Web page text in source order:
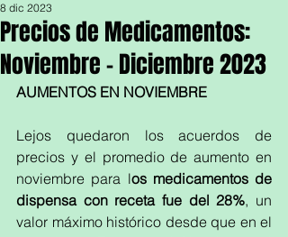
Precios de Medicamentos:
Noviembre - Diciembre 2023
8 dic 2023
AUMENTOS EN NOVIEMBRE
Lejos quedaron los acuerdos de
precios y el promedio de aumento en
noviembre para los medicamentos de
dispensa con receta fue del 28%, un
valor máximo histórico desde que en el